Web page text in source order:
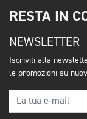
RESTA IN
NEWSLETTER
Iscriviti alla
le promozioni su